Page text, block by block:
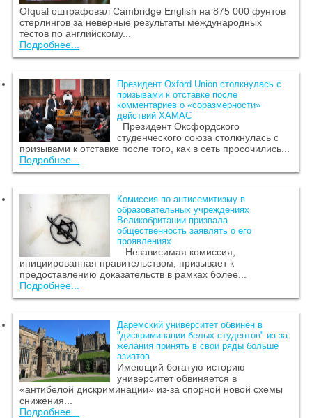
Ofqual оштрафовал Cambridge English на 875 000 фунтов
стерлингов за неверные результаты международных
тестов по английскому...
Подробнее...
Президент Oxford Union столкнулась с
призывами к отставке после
комментариев о «соразмерности»
действий ХАМАС
Президент Оксфордского
студенческого союза столкнулась с
призывами к отставке после того, как в сеть просочились...
Подробнее...
Комиссия по антисемитизму в
образовательных учреждениях
Великобритании призвала
общественность заявлять о его
проявлениях
Независимая комиссия,
инициированная правительством, призывает к
предоставлению доказательств в рамках более...
Подробнее...
Даремский университет обвинен в
"дискриминации белых студентов" из-за
желания принять в свои ряды больше
азиатов
Имеющий богатую историю
университет обвиняется в
«антибелой дискриминации» из-за спорной новой схемы
снижения...
Подробнее...